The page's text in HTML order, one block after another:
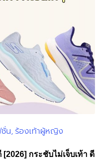
น ร้องเท้าผู้หญิง
กระชับไม่เจ็บเท้า ดี